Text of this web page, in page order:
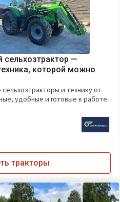
—
которой можно
и технику от
удобные и готовые к работе
тракторы